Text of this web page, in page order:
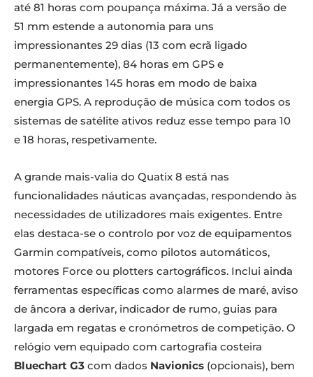
até 81 horas com poupança máxima. Já a versão de
51 mm estende a autonomia para uns
impressionantes 29 dias (13 com ecrã ligado
permanentemente), 84 horas em GPS e
impressionantes 145 horas em modo de baixa
energia GPS. A reprodução de música com todos os
sistemas de satélite ativos reduz esse tempo para 10
e 18 horas, respetivamente.
A grande mais-valia do Quatix 8 está nas
funcionalidades náuticas avançadas, respondendo às
necessidades de utilizadores mais exigentes. Entre
elas destaca-se o controlo por voz de equipamentos
Garmin compatíveis, como pilotos automáticos,
motores Force ou plotters cartográficos. Inclui ainda
ferramentas específicas como alarmes de maré, aviso
de âncora a derivar, indicador de rumo, guias para
largada em regatas e cronómetros de competição. O
relógio vem equipado com cartografia costeira
Bluechart G3 com dados Navionics (opcionais), bem